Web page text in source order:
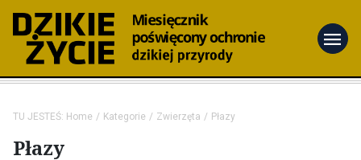
menu
TU JESTEŚ: Home Kategorie Zwierzęta Płazy
Płazy